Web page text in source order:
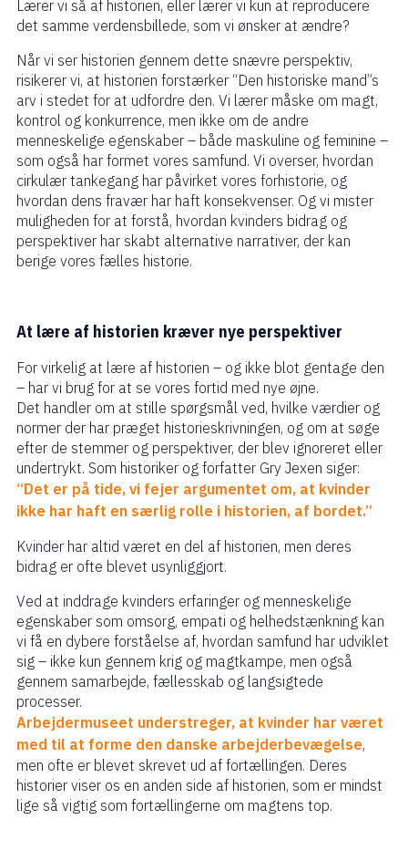
Lærer vi så af historien, eller lærer vi kun at reproducere
det samme verdensbillede, som vi ønsker at ændre?
Når vi ser historien gennem dette snævre perspektiv,
risikerer vi, at historien forstærker “Den historiske mand”s
arv i stedet for at udfordre den. Vi lærer måske om magt,
kontrol og konkurrence, men ikke om de andre
menneskelige egenskaber – både maskuline og feminine –
som også har formet vores samfund. Vi overser, hvordan
cirkulær tankegang har påvirket vores forhistorie, og
hvordan dens fravær har haft konsekvenser. Og vi mister
muligheden for at forstå, hvordan kvinders bidrag og
perspektiver har skabt alternative narrativer, der kan
berige vores fælles historie.
At lære af historien kræver nye perspektiver
For virkelig at lære af historien – og ikke blot gentage den
– har vi brug for at se vores fortid med nye øjne.
Det handler om at stille spørgsmål ved, hvilke værdier og
normer der har præget historieskrivningen, og om at søge
efter de stemmer og perspektiver, der blev ignoreret eller
undertrykt. Som historiker og forfatter Gry Jexen siger:
“Det er på tide, vi fejer argumentet om, at kvinder
ikke har haft en særlig rolle i historien, af bordet.”
Kvinder har altid været en del af historien, men deres
bidrag er ofte blevet usynliggjort.
Ved at inddrage kvinders erfaringer og menneskelige
egenskaber som omsorg, empati og helhedstænkning kan
vi få en dybere forståelse af, hvordan samfund har udviklet
sig – ikke kun gennem krig og magtkampe, men også
gennem samarbejde, fællesskab og langsigtede
processer.
Arbejdermuseet understreger, at kvinder har været
med til at forme den danske arbejderbevægelse,
men ofte er blevet skrevet ud af fortællingen. Deres
historier viser os en anden side af historien, som er mindst
lige så vigtig som fortællingerne om magtens top.